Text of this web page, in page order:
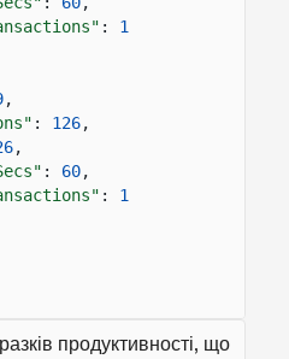
:
1
,
: 126,
,
: 60,
:
1
продуктивності, що